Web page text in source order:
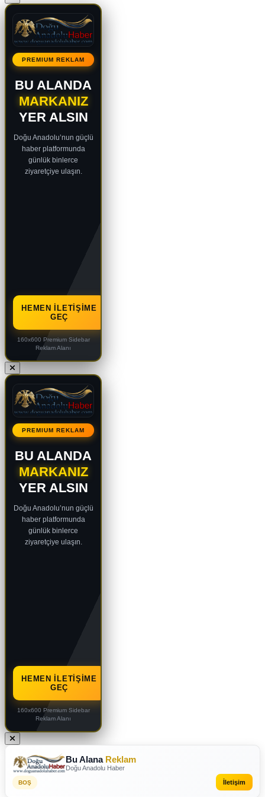
PREMIUM REKLAM
BU ALANDA
MARKANIZ
YER ALSIN
Doğu Anadolu’nun güçlü
haber platformunda
günlük binlerce
ziyaretçiye ulaşın.
HEMEN İLETIŞIME
GEÇ
160x600 Premium Sidebar
Reklam Alanı
PREMIUM REKLAM
BU ALANDA
MARKANIZ
YER ALSIN
Doğu Anadolu’nun güçlü
haber platformunda
günlük binlerce
ziyaretçiye ulaşın.
HEMEN İLETIŞIME
GEÇ
160x600 Premium Sidebar
Reklam Alanı
Bu Alana Reklam
Doğu Anadolu Haber
BOŞ İletişim